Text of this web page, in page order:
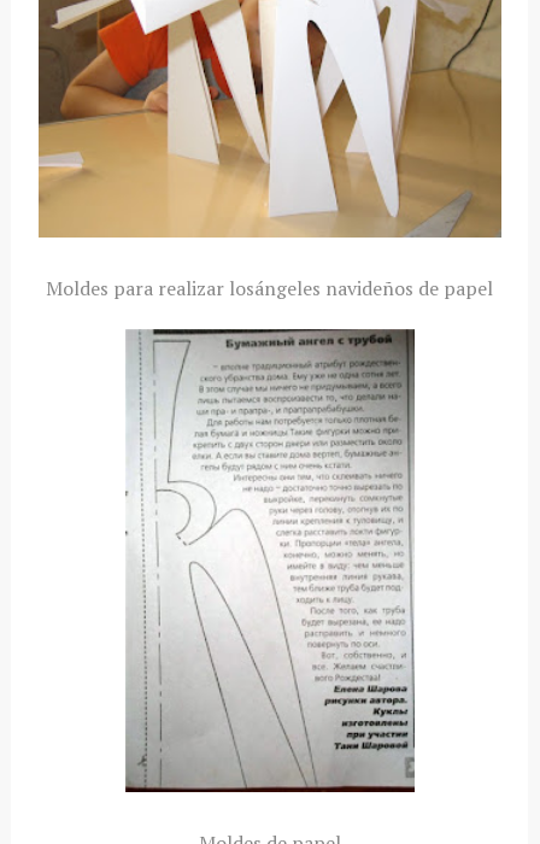
Moldes para realizar losángeles navideños de papel